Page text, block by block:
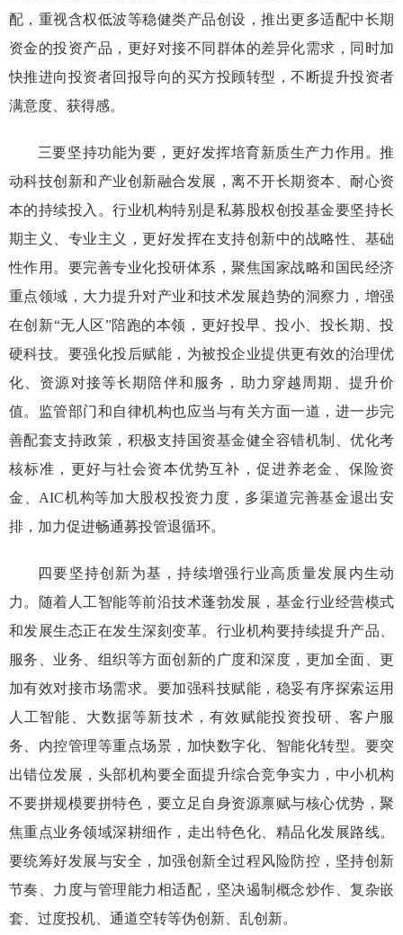
配， 重视含权低波等稳健类产品创设，推出更多适配中长期
资金的投资产品，更好对接不同群体的差异化需求，同时加
快推进向投资者回报导向的买方投顾转型 ，不断提升投资者
满意度、获得感。
三要坚持功能为要，更好发挥培育 新质生产力作用 。推
动科技创新和产业创新融合发展 ，离不开长期 资本、 耐心资
本的持续投入 。行业机构特别是私募股权创投基金要坚持长
期主义、专业主义，更好发挥在支持创新中的战略性、基础
性作用。要完善专业化投研体系，聚焦国家战略和国民经济
重点领域，大力提升对产业和技术发展趋势的洞察力，增强
在创新“无人区”陪跑的本领， 更好投早、投小、投长期、投
硬科技。 要强化投后赋能， 为被投企业提供更有效的治理优
化、资源对接等长期陪伴和服务，助力穿越周期、提升价
值。 监管部门和自律机构也应当与有关方面一道，进一步完
善配套支持政策，积极支持国资基金健全容错机制、优化考
核标准，更好与社会资本优势互补，促进养老金、保险资
金、AIC机构等加大股权投资力度，多渠道完善基金退出安
排，加力促进畅通募投管退循环。
四要坚持创新为基，持续增强行业高质量发展内生动
力。 随着人工智能等前沿技术蓬勃发展，基金行业经营模式
和发展生态正在发生深刻变革。 行业机构要持续提升产品、
服务、业务、组织等方面创新的广度和深度，更加全面、更
加有效对接市场需求。 要加强科技赋能， 稳妥有序探索运用
人工智能、大数据等新技术，有效赋能投资投研、客户服
务、内控管理等重点场景，加快数字化、智能化转型。 要突
出错位发展 ，头部机构要全面提升综合竞争实力，中小机构
不要拼规模要拼特色，要立足自身资源禀赋与核心优势，聚
焦重点业务领域深耕细作，走出特色化、精品化发展路线。
要统筹好发展与安全 ，加强创新全过程风险防控，坚持创新
节奏、力度与管理能力相适配，坚决遏制概念炒作、复杂嵌
套、过度投机、通道空转等伪创新、乱创新。